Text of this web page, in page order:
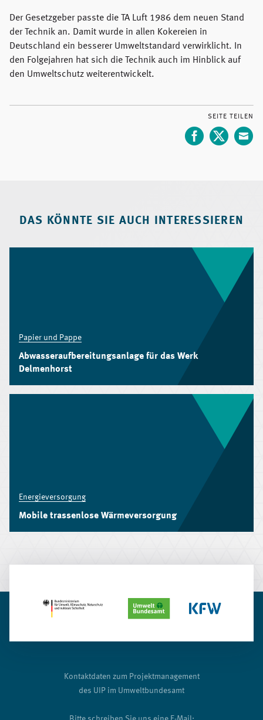
Der Gesetzgeber passte die TA Luft 1986 dem neuen Stand
der Technik an. Damit wurde in allen Kokereien in
Deutschland ein besserer Umweltstandard verwirklicht. In
den Folgejahren hat sich die Technik auch im Hinblick auf
den Umweltschutz weiterentwickelt.
SEITE TEILEN
DAS KÖNNTE SIE AUCH INTERESSIEREN
Papier und Pappe
Abwasseraufbereitungsanlage für das Werk
Delmenhorst
Energieversorgung
Mobile trassenlose Wärmeversorgung
Kontaktdaten zum Projektmanagement
des UIP im Umweltbundesamt